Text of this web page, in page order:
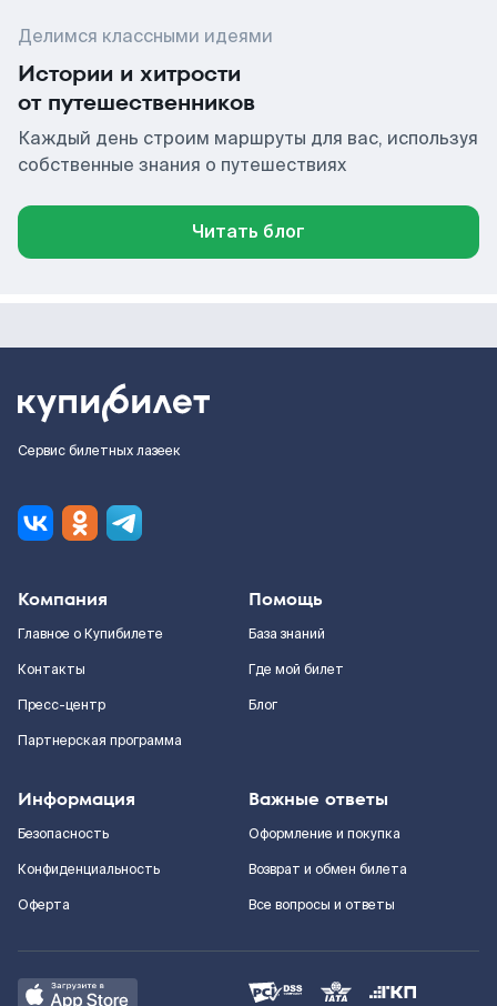
Делимся классными идеями
Истории и хитрости
от путешественников
Каждый день строим маршруты для вас, используя
собственные знания о путешествиях
Читать блог
Сервис билетных лазеек
Компания
Главное о Купибилете
Контакты
Пресс-центр
Партнерская программа
Помощь
База знаний
Где мой билет
Блог
Информация
Безопасность
Конфиденциальность
Оферта
Важные ответы
Оформление и покупка
Возврат и обмен билета
Все вопросы и ответы